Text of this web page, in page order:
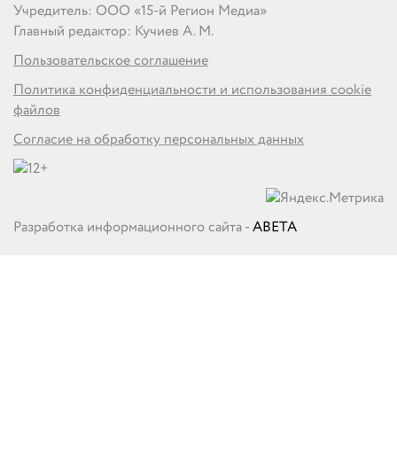
Учредитель: ООО «15-й Регион Медиа»
Главный редактор: Кучиев А. М.
Пользовательское соглашение
Политика конфиденциальности и использования cookie
файлов
Согласие на обработку персональных данных
Разработка информационного сайта -ABETA